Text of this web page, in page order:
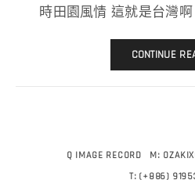
時田園風情 這就是台灣啊
CONTINUE
Q IMAGE RECORD M:
T:(+886)